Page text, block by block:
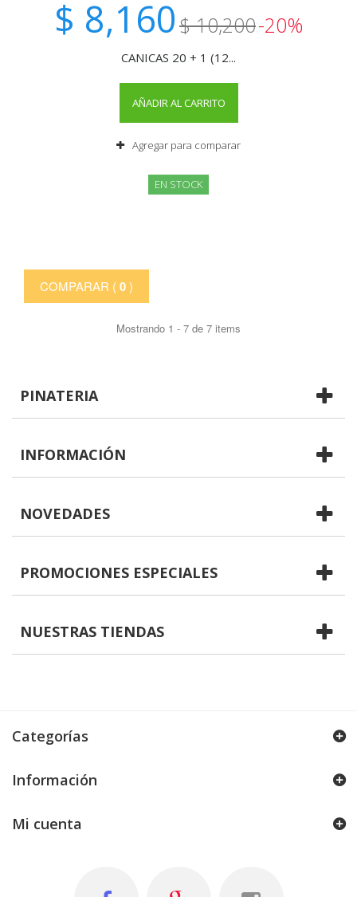
$ 8,160$ 10,200-20%
CANICAS 20 + 1 (12...
AÑADIR AL CARRITO
Agregar para comparar
EN STOCK
COMPARAR ( 0)
Mostrando 1 - 7 de 7 items
PINATERIA
INFORMACIÓN
NOVEDADES
PROMOCIONES ESPECIALES
NUESTRAS TIENDAS
Categorías
Información
Mi cuenta